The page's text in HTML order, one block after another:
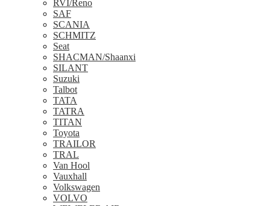
RVI/Reno
SAF
SCANIA
SCHMITZ
Seat
SHACMAN/Shaanxi
SILANT
Suzuki
Talbot
TATA
TATRA
TITAN
Toyota
TRAILOR
TRAL
Van Hool
Vauxhall
Volkswagen
VOLVO